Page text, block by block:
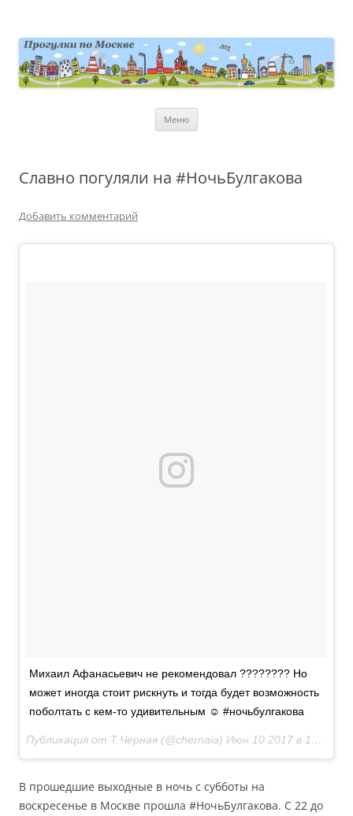
Меню
Славно погуляли на #НочьБулгакова
Добавить комментарий
Михаил Афанасьевич не рекомендовал ???????? Но
может иногда стоит рискнуть и тогда будет возможность
поболтать с кем-то удивительным ☺ #ночьбулгакова
Публикация от Т.Черная (@chernaia) Июн 10 2017 в 12:40 PDT
В прошедшие выходные в ночь с субботы на
воскресенье в Москве прошла #НочьБулгакова. С 22 до